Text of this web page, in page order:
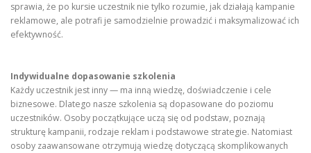
sprawia, że po kursie uczestnik nie tylko rozumie, jak działają kampanie
reklamowe, ale potrafi je samodzielnie prowadzić i maksymalizować ich
efektywność.
Indywidualne dopasowanie szkolenia
Każdy uczestnik jest inny — ma inną wiedzę, doświadczenie i cele
biznesowe. Dlatego nasze szkolenia są dopasowane do poziomu
uczestników. Osoby początkujące uczą się od podstaw, poznają
strukturę kampanii, rodzaje reklam i podstawowe strategie. Natomiast
osoby zaawansowane otrzymują wiedzę dotyczącą skomplikowanych